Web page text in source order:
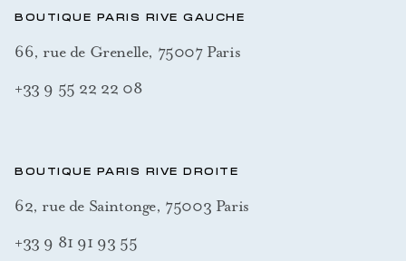
BOUTIQUE PARIS RIVE GAUCHE
66, rue de Grenelle, 75007 Paris
+33 9 55 22 22 08
BOUTIQUE PARIS RIVE DROITE
62, rue de Saintonge, 75003 Paris
+33 9 81 91 93 55